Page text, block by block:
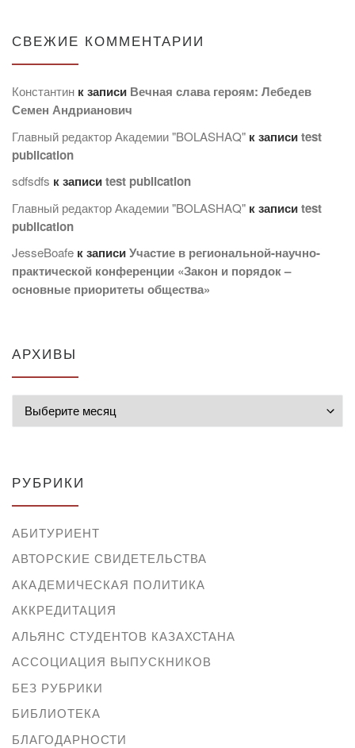
СВЕЖИЕ КОММЕНТАРИИ
Константин к записи Вечная слава героям: Лебедев
Семен Андрианович
Главный редактор Академии "BOLASHAQ" к записиtest
publication
sdfsdfs к записиtest publication
Главный редактор Академии "BOLASHAQ" к записиtest
publication
JesseBoafe к записиУчастие в региональной-научно-
практической конференции «Закон и порядок –
основные приоритеты общества»
АРХИВЫ
РУБРИКИ
АБИТУРИЕНТ
АВТОРСКИЕ СВИДЕТЕЛЬСТВА
АКАДЕМИЧЕСКАЯ ПОЛИТИКА
АККРЕДИТАЦИЯ
АЛЬЯНС СТУДЕНТОВ КАЗАХСТАНА
АССОЦИАЦИЯ ВЫПУСКНИКОВ
БЕЗ РУБРИКИ
БИБЛИОТЕКА
БЛАГОДАРНОСТИ